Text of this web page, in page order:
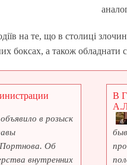
на те, що в столиці
боксах, а також обладнати
в розыск
Об
внутренних
В